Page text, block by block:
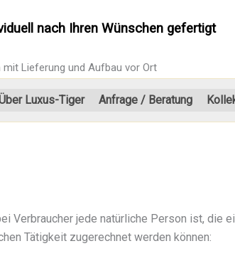
nach Ihren Wünschen gefertigt
mit Lieferung und Aufbau vor Ort
Luxus-Tiger Anfrage / Beratung
Verbraucher jede natürliche Person ist, die
Tätigkeit zugerechnet werden können: